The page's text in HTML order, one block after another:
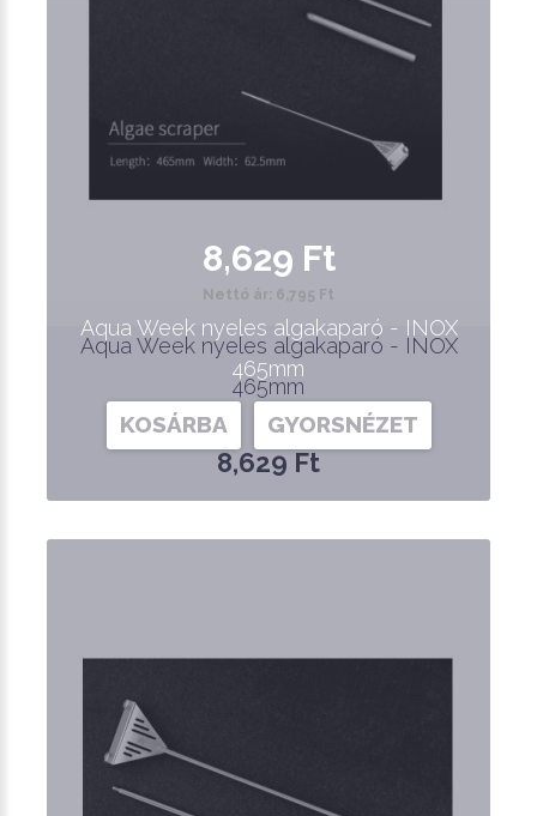
Aqua Week nyeles algakaparó - INOX
465mm
8,629 Ft
8,629 Ft
Nettó ár: 6,795 Ft
Aqua Week nyeles algakaparó - INOX
465mm
KOSÁRBA GYORSNÉZET